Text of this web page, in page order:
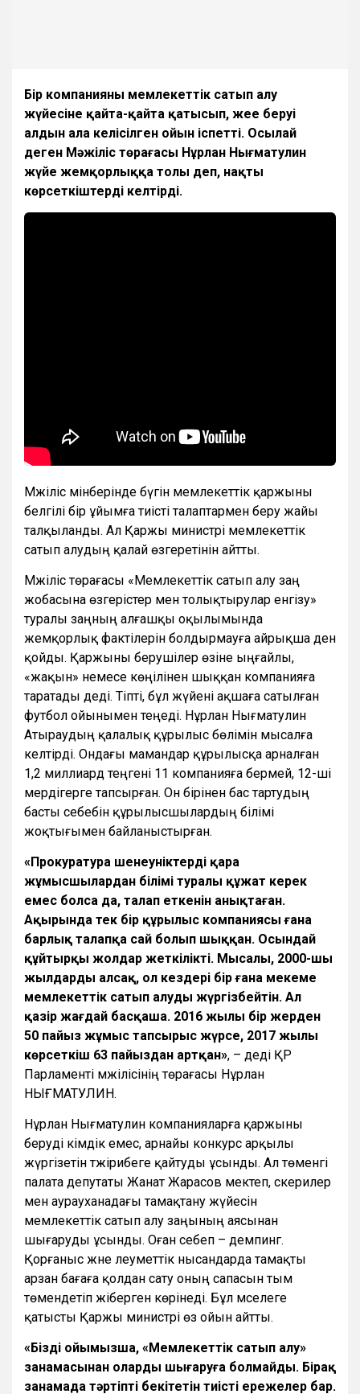
Бір компанияның мемлекеттік сатып алу
жүйесіне қайта-қайта қатысып, жеңе беруі
алдын ала келісілген ойын іспетті. Осылай
деген Мәжіліс төрағасы Нұрлан Нығматулин
жүйе жемқорлыққа толы деп, нақты
көрсеткіштерді келтірді.
Мәжіліс мінберінде бүгін мемлекеттік қаржыны
белгілі бір ұйымға тиісті талаптармен беру жайы
талқыланды. Ал Қаржы министрі мемлекеттік
сатып алудың қалай өзгеретінін айтты.
Мәжіліс төрағасы «Мемлекеттік сатып алу заң
жобасына өзгерістер мен толықтырулар енгізу»
туралы заңның алғашқы оқылымында
жемқорлық фактілерін болдырмауға айрықша ден
қойды. Қаржыны берушілер өзіне ыңғайлы,
«жақын» немесе көңілінен шыққан компанияға
таратады деді. Тіпті, бұл жүйені ақшаға сатылған
футбол ойынымен теңеді. Нұрлан Нығматулин
Атыраудың қалалық құрылыс бөлімін мысалға
келтірді. Ондағы мамандар құрылысқа арналған
1,2 миллиард теңгені 11 компанияға бермей, 12-ші
мердігерге тапсырған. Он бірінен бас тартудың
басты себебін құрылысшылардың білімі
жоқтығымен байланыстырған.
«Прокуратура шенеуніктердің қара
жұмысшылардан білімі туралы құжат керек
емес болса да, талап еткенін анықтаған.
Ақырында тек бір құрылыс компаниясы ғана
барлық талапқа сай болып шыққан. Осындай
құйтырқы жолдар жеткілікті. Мысалы, 2000-шы
жылдарды алсақ, ол кездері бір ғана мекеме
мемлекеттік сатып алуды жүргізбейтін. Ал
қазір жағдай басқаша. 2016 жылы бір жерден
50 пайыз жұмыс тапсырыс жүрсе, 2017 жылы
көрсеткіш 63 пайыздан артқан», – деді ҚР
Парламенті мәжілісінің төрағасы Нұрлан
НЫҒМАТУЛИН.
Нұрлан Нығматулин компанияларға қаржыны
беруді әкімдік емес, арнайы конкурс арқылы
жүргізетін тәжірибеге қайтуды ұсынды. Ал төменгі
палата депутаты Жанат Жарасов мектеп, әскерилер
мен аурауханадағы тамақтану жүйесін
мемлекеттік сатып алу заңының аясынан
шығаруды ұсынды. Оған себеп – демпинг.
Қорғаныс және әлеуметтік нысандарда тамақты
арзан бағаға қолдан сату оның сапасын тым
төмендетіп жіберген көрінеді. Бұл мәселеге
қатысты Қаржы министрі өз ойын айтты.
«Біздің ойымызша, «Мемлекеттік сатып алу»
заңнамасынан оларды шығаруға болмайды. Бірақ
заңнамада тәртіпті бекітетін тиісті ережелер бар.